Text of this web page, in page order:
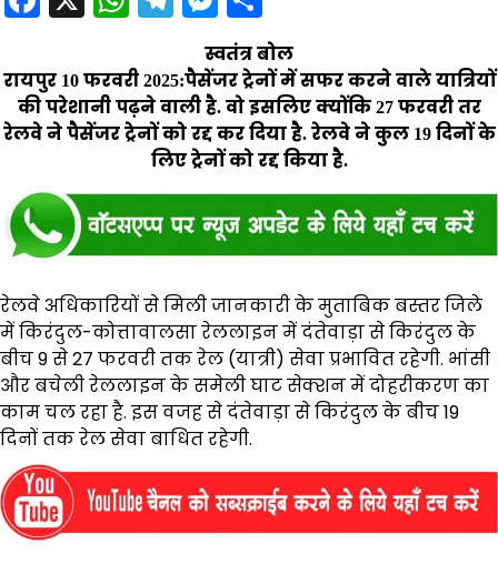
स्वतंत्र बोल
रायपुर 10 फरवरी 2025:पैसेंजर ट्रेनों में सफर करने वाले यात्रियों
की परेशानी पढ़ने वाली है. वो इसलिए क्योंकि 27 फरवरी तर
रेलवे ने पैसेंजर ट्रेनों को रद्द कर दिया है. रेलवे ने कुल 19 दिनों के
लिए ट्रेनों को रद्द किया है.
रेलवे अधिकारियों से मिली जानकारी के मुताबिक बस्तर जिले
में किरंदुल-कोत्तावालसा रेललाइन में दंतेवाड़ा से किरंदुल के
बीच 9 से 27 फरवरी तक रेल (यात्री) सेवा प्रभावित रहेगी. भांसी
और बचेली रेललाइन के समेली घाट सेक्शन में दोहरीकरण का
काम चल रहा है. इस वजह से दंतेवाड़ा से किरंदुल के बीच 19
दिनों तक रेल सेवा बाधित रहेगी.